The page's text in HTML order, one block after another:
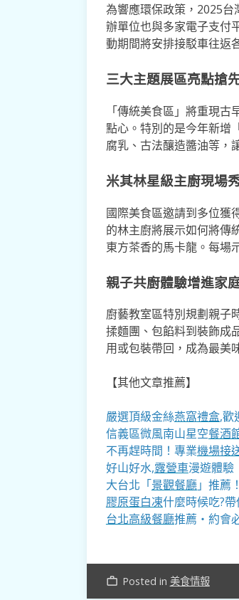
為響應環保政策，2025
辦單位也與多家電子支付
動期間將安排接駁車往返
三大主題展區亮點搶
「傳統美食區」將重現
點心。特別的是今年新增
腐乳、古法釀造醬油等，
米其林星級主廚現場
國際美食區邀請到多位獲
的林主廚將展示如何將傳
東方茶香的馬卡龍。每場
親子共廚體驗增進家
廚藝教室區特別規劃親子
揉麵團、包餡料到裝飾成
用或包裝帶回，成為最美
【其他文章推薦】
嚴選頂級金絲燕窩禮盒,歡
信義區微風南山星空餐酒
不再趕時間！專業機場接
好山好水,露營車漫遊體驗
大台北「景觀餐廳」推薦！
膠原蛋白凍什麼時候吃?
台北高級餐廳推薦・約會
work_outline Posted in 美食情報